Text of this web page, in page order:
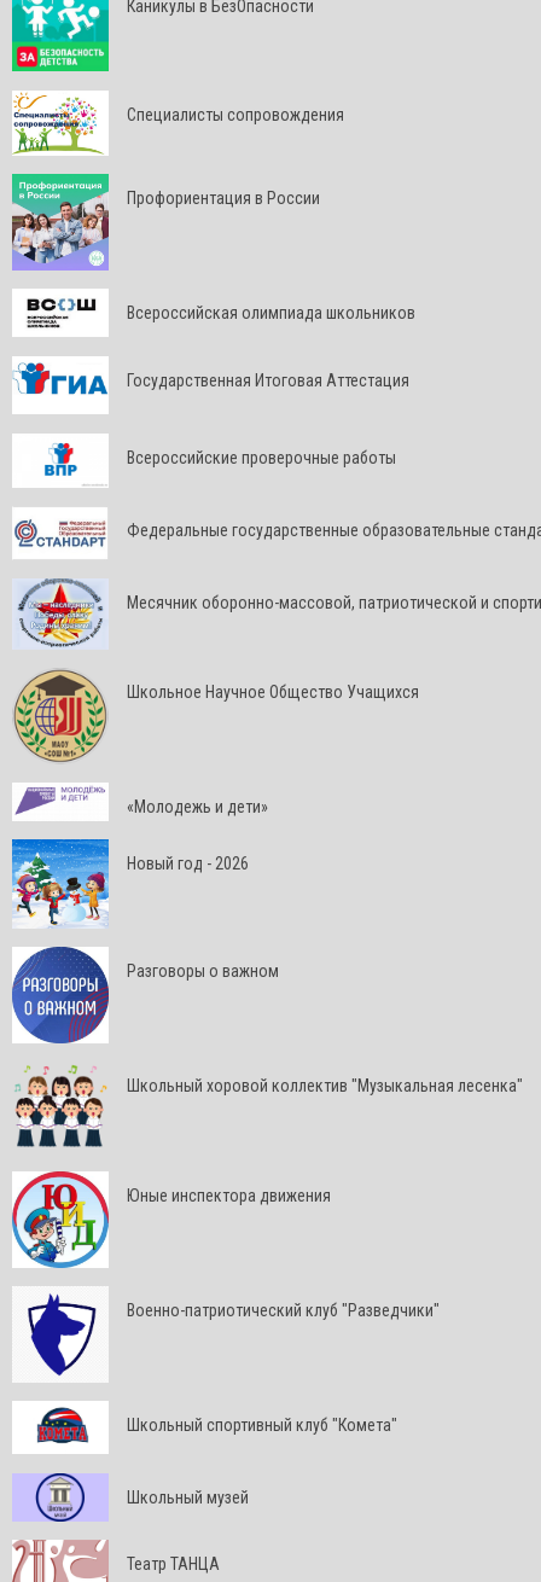
Каникулы в БезОпасности
Специалисты сопровождения
Профориентация в России
Всероссийская олимпиада школьников
Государственная Итоговая Аттестация
Всероссийские проверочные работы
Федеральные государственные образовательные
Месячник оборонно-массовой, патриотической и
Школьное Научное Общество Учащихся
«Молодежь и дети»
Новый год - 2026
Разговоры о важном
Школьный хоровой коллектив "Музыкальная лесенка"
Юные инспектора движения
Военно-патриотический клуб "Разведчики"
Школьный спортивный клуб "Комета"
Школьный музей
Театр ТАНЦА